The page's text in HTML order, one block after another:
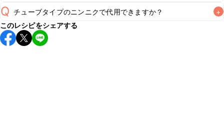
A
保存期間は冷蔵で翌日中が目安です。なるべくお早めにお召
し上がりください。
※日持ちは目安です。
Q チューブタイプのニンニクで代用できますか？ +
A
チューブタイプのニンニクを使用してもお作りいただけま
す。小さじ1を目安に加え、お好みの風味になるようご調節く
このレシピをシェアする